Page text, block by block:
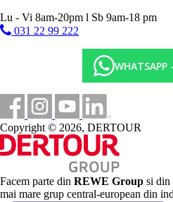
Activitati sportive contra cost
inchirieri auto
Happy hour
restaurantul Chao lay -
specific natiolnal si
bar
Categoria oficiala
4 stele
Site web
Lu - Vi 8am-20pm l Sb 9am-18 pm
031 22 99 222
WHATSAPP
Copyright © 2026, DERTOUR
Facem parte din REWE Group si din
mai mare grup central-european din